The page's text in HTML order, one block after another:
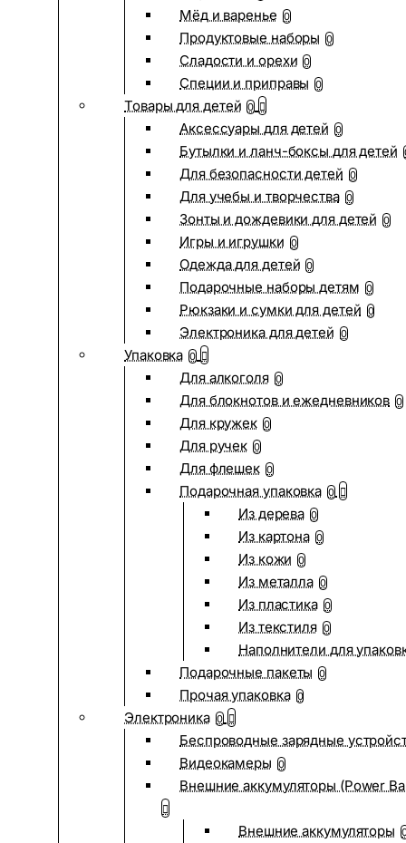
Мёд и варенье 0
Продуктовые наборы 0
Сладости и орехи 0
Специи и приправы 0
Товары для детей 0
Аксессуары для детей 0
Бутылки и ланч-боксы для детей
Для безопасности детей 0
Для учебы и творчества 0
Зонты и дождевики для детей 0
Игры и игрушки 0
Одежда для детей 0
Подарочные наборы детям 0
Рюкзаки и сумки для детей 0
Электроника для детей 0
Упаковка 0
Для алкоголя 0
Для блокнотов и ежедневников 0
Для кружек 0
Для ручек 0
Для флешек 0
Подарочная упаковка 0
Из дерева 0
Из картона 0
Из кожи 0
Из металла 0
Из пластика 0
Из текстиля 0
Наполнители для
Подарочные пакеты 0
Прочая упаковка 0
Электроника 0
Беспроводные зарядные
Видеокамеры 0
Внешние аккумуляторы (Power
Внешние аккумуляторы